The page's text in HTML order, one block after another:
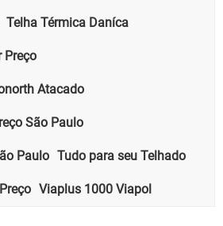
Telha Térmica Daníca
Preço
Atacado
São Paulo
Paulo Tudo para seu Telhado
Viaplus 1000 Viapol